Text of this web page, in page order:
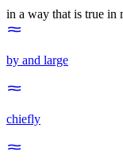
in a way that is true in
by and large
chiefly